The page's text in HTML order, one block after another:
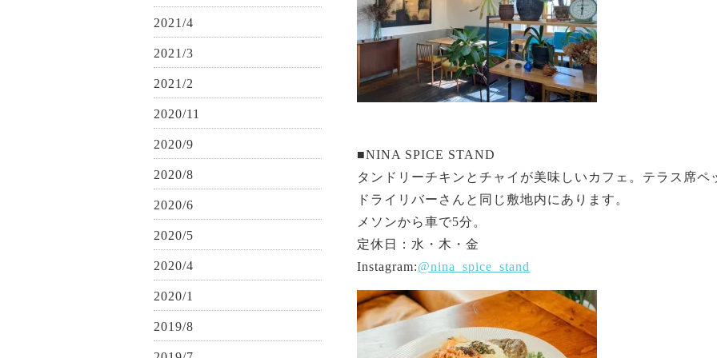
■NINA SPICE STAND
タンドリーチキンとチャイが美味しいカフェ。テラス席ペ
ドライリバーさんと同じ敷地内にあります。
メソンから車で5分。
定休日：水・木・金
Instagram:@nina_spice_stand
2021/4
2021/3
2021/2
2020/11
2020/9
2020/8
2020/6
2020/5
2020/4
2020/1
2019/8